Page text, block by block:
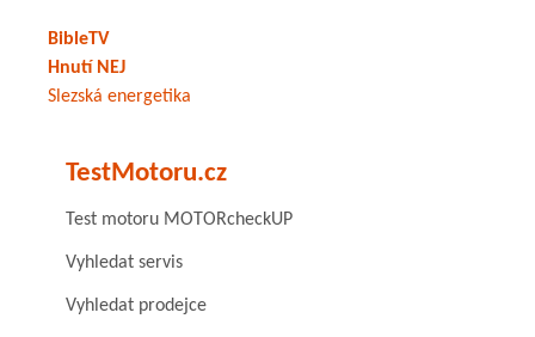
BibleTV
Hnutí NEJ
Slezská energetika
TestMotoru.cz
Test motoru MOTORcheckUP
Vyhledat servis
Vyhledat prodejce